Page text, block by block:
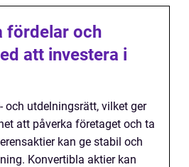
fördelar och
att investera i
och utdelningsrätt, vilket ger
att påverka företaget och ta
kan ge stabil och
Konvertibla aktier kan